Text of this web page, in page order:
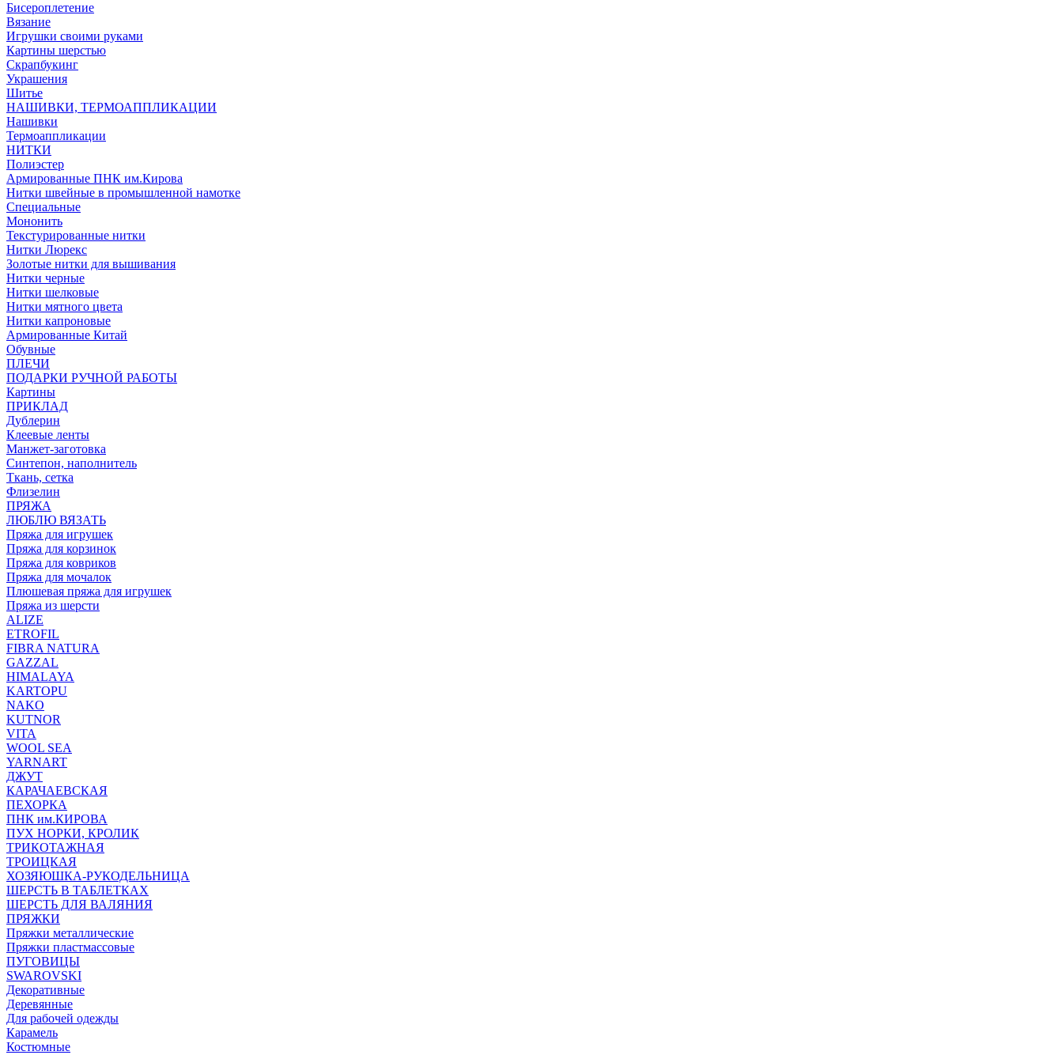
Бисероплетение
Вязание
Игрушки своими руками
Картины шерстью
Скрапбукинг
Украшения
Шитье
НАШИВКИ, ТЕРМОАППЛИКАЦИИ
Нашивки
Термоаппликации
НИТКИ
Полиэстер
Армированные ПНК им.Кирова
Нитки швейные в промышленной намотке
Специальные
Мононить
Текстурированные нитки
Нитки Люрекс
Золотые нитки для вышивания
Нитки черные
Нитки шелковые
Нитки мятного цвета
Нитки капроновые
Армированные Китай
Обувные
ПЛЕЧИ
ПОДАРКИ РУЧНОЙ РАБОТЫ
Картины
ПРИКЛАД
Дублерин
Клеевые ленты
Манжет-заготовка
Синтепон, наполнитель
Ткань, сетка
Флизелин
ПРЯЖА
ЛЮБЛЮ ВЯЗАТЬ
Пряжа для игрушек
Пряжа для корзинок
Пряжа для ковриков
Пряжа для мочалок
Плюшевая пряжа для игрушек
Пряжа из шерсти
ALIZE
ETROFIL
FIBRA NATURA
GAZZAL
HIMALAYA
KARTOPU
NAKO
KUTNOR
VITA
WOOL SEA
YARNART
ДЖУТ
КАРАЧАЕВСКАЯ
ПЕХОРКА
ПНК им.КИРОВА
ПУХ НОРКИ, КРОЛИК
ТРИКОТАЖНАЯ
ТРОИЦКАЯ
ХОЗЯЮШКА-РУКОДЕЛЬНИЦА
ШЕРСТЬ В ТАБЛЕТКАХ
ШЕРСТЬ ДЛЯ ВАЛЯНИЯ
ПРЯЖКИ
Пряжки металлические
Пряжки пластмассовые
ПУГОВИЦЫ
SWAROVSKI
Декоративные
Деревянные
Для рабочей одежды
Карамель
Костюмные